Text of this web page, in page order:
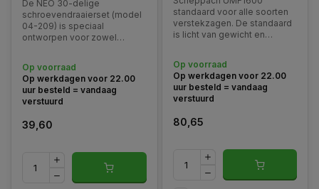
De NEO 30-delige
schroevendraaierset (model
04-209) is speciaal
ontworpen voor zowel
een uitgebreide en
veelzijdige set
schroevendraaiers en bits.
Op voorraad
Op werkdagen voor 22.00
uur besteld = vandaag
verstuurd
39,60
standaard voor alle soorten
verstekzagen. De standaard
is licht van gewicht en
Op voorraad
Op werkdagen voor 22.00
uur besteld = vandaag
verstuurd
80,65